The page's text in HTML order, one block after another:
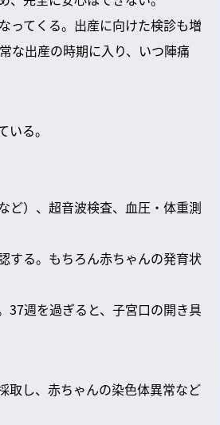
ってくる。出産に向けた検診も増
な出産の時期に入り、いつ陣痛
る。
ど）、超音波検査、血圧・体重測
する。もちろん赤ちゃんの発育状
37週を過ぎると、子宮口の開き具
取し、赤ちゃんの染色体異常など